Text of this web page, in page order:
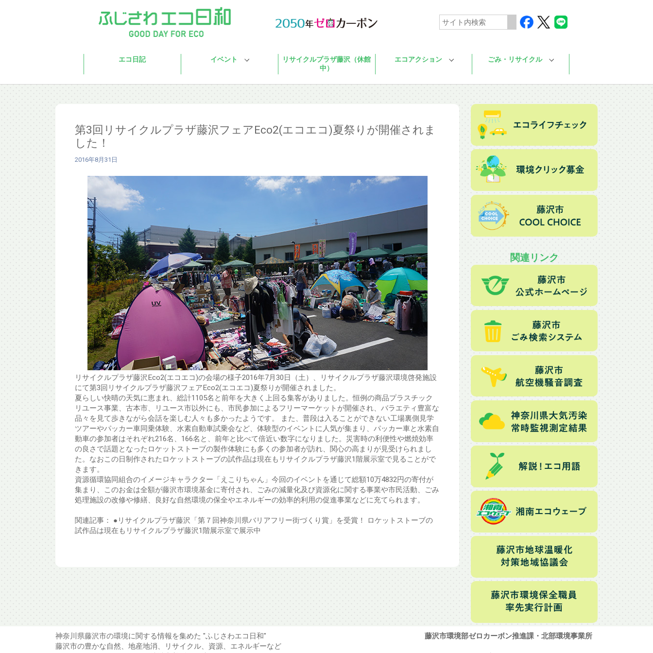
エコ日記 イベント
リサイクルプラザ藤沢（休館
中）
エコアクション ごみ・リサイクル
第3回リサイクルプラザ藤沢フェアEco2(エコエコ)夏祭りが開催されま
した！
2016年8月31日
リサイクルプラザ藤沢Eco2(エコエコ)の会場の様子2016年7月30日（土）、リサイクルプラザ藤沢環境啓発施設
にて第3回リサイクルプラザ藤沢フェアEco2(エコエコ)夏祭りが開催されました。
夏らしい快晴の天気に恵まれ、総計1105名と前年を大きく上回る集客がありました。恒例の商品プラスチック
リユース事業、古本市、リユース市以外にも、市民参加によるフリーマーケットが開催され、バラエティ豊富な
品々を見て歩きながら会話を楽しむ人々も多かったようです。 また、普段は入ることができない工場裏側見学
ツアーやパッカー車同乗体験、水素自動車試乗会など、体験型のイベントに人気が集まり、パッカー車と水素自
動車の参加者はそれぞれ216名、166名と、前年と比べて倍近い数字になりました。災害時の利便性や燃焼効率
の良さで話題となったロケットストーブの製作体験にも多くの参加者が訪れ、関心の高まりが見受けられまし
た。なおこの日制作されたロケットストーブの試作品は現在もリサイクルプラザ藤沢1階展示室で見ることがで
きます。
資源循環協同組合のイメージキャラクター「えこりちゃん」今回のイベントを通じて総額10万4832円の寄付が
集まり、このお金は全額が藤沢市環境基金に寄付され、ごみの減量化及び資源化に関する事業や市民活動、ごみ
処理施設の改修や修繕、良好な自然環境の保全やエネルギーの効率的利用の促進事業などに充てられます。
関連記事： ●リサイクルプラザ藤沢「第７回神奈川県バリアフリー街づくり賞」を受賞！ ロケットストーブの
試作品は現在もリサイクルプラザ藤沢1階展示室で展示中
関連リンク
神奈川県藤沢市の環境に関する情報を集めた "ふじさわエコ日和"
藤沢市の豊かな自然、地産地消、リサイクル、資源、エネルギーなど
藤沢市環境部ゼロカーボン推進課・北部環境事業所